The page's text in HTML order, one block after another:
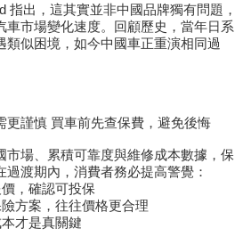
指出，這其實並非中國品牌獨有問題，
車市場變化速度。回顧歷史，當年日系
類似困境，如今中國車正重演相同過
更謹慎 買車前先查保費，避免後悔
市場、累積可靠度與維修成本數據，保
渡期內，消費者務必提高警覺：
，確認可投保
方案，往往價格更合理
才是真關鍵